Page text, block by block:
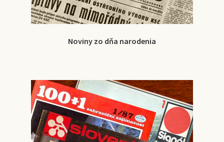
Noviny zo dňa narodenia